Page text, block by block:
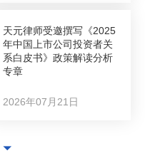
天元律师受邀撰写《2025
年中国上市公司投资者关
系白皮书》政策解读分析
专章
2026年07月21日